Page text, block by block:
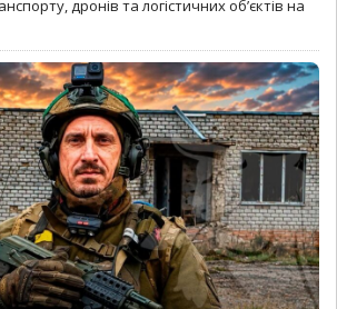
дронів та логістичних об’єктів на